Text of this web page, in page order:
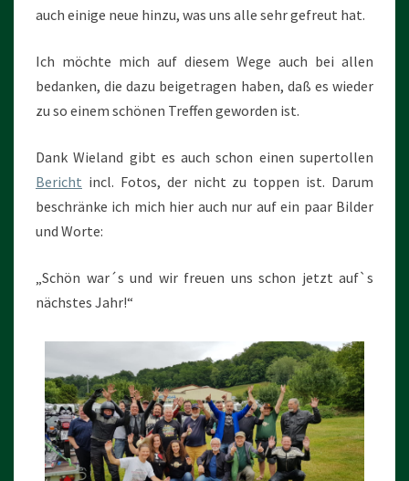
auch einige neue hinzu, was uns alle sehr gefreut hat.
Ich möchte mich auf diesem Wege auch bei allen
bedanken, die dazu beigetragen haben, daß es wieder
zu so einem schönen Treffen geworden ist.
Dank Wieland gibt es auch schon einen supertollen
Bericht incl. Fotos, der nicht zu toppen ist. Darum
beschränke ich mich hier auch nur auf ein paar Bilder
und Worte:
„Schön war´s und wir freuen uns schon jetzt auf`s
nächstes Jahr!“